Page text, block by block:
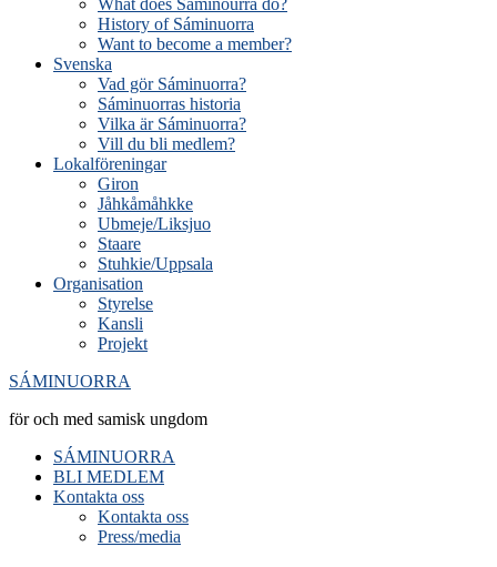
What does Sáminourra do?
History of Sáminuorra
Want to become a member?
Svenska
Vad gör Sáminuorra?
Sáminuorras historia
Vilka är Sáminuorra?
Vill du bli medlem?
Lokalföreningar
Giron
Jåhkåmåhkke
Ubmeje/Liksjuo
Staare
Stuhkie/Uppsala
Organisation
Styrelse
Kansli
Projekt
SÁMINUORRA
för och med samisk ungdom
SÁMINUORRA
BLI MEDLEM
Kontakta oss
Kontakta oss
Press/media